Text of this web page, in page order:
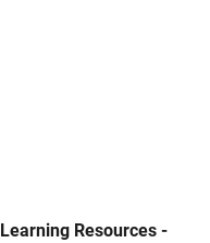
Learning Resources -